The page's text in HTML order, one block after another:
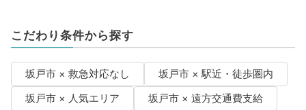
こだわり条件から探す
坂戸市 × 救急対応なし
坂戸市 × 駅近・徒歩圏内
坂戸市 × 人気エリア
坂戸市 × 遠方交通費支給